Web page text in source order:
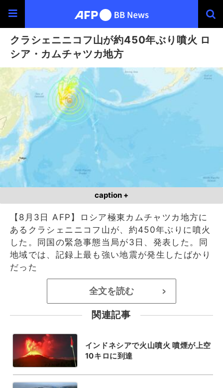
クラシェニニコフ山が約450年ぶり噴火 ロ
シア・カムチャツカ地方
caption +
【8月3日 AFP】ロシア極東カムチャツカ地方に
あるクラシェニニコフ山が、約450年ぶりに噴火
した。同国の緊急事態当局が3日、発表した。同
地域では、記録上最も強い地震が発生したばかり
だった
全文を読む >
関連記事
インドネシアで火山噴火 噴煙が上空
10キロに到達